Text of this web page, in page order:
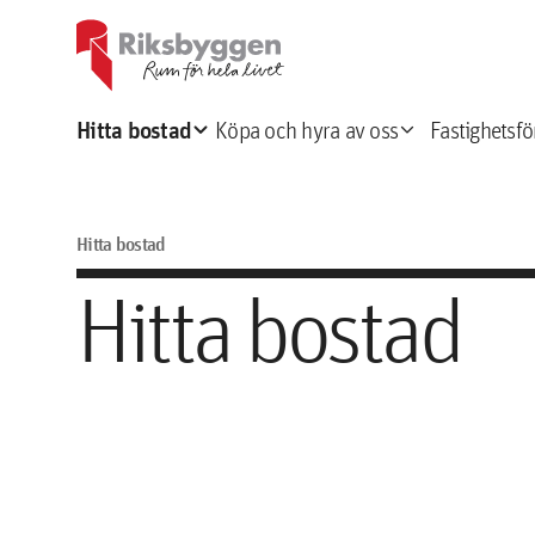
Hitta bostadexpand_more Köpa och hyra av ossexpand_more
Hitta bostad
Hitta bostad